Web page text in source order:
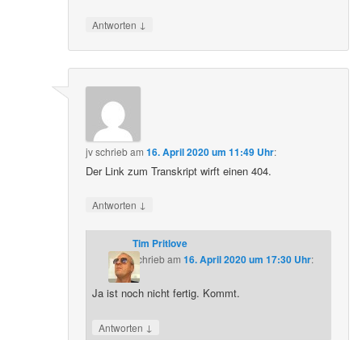
Antworten ↓
jvschriebam16. April 2020 um 11:49 Uhr:
Der Link zum Transkript wirft einen 404.
Antworten ↓
Tim Pritlove
schriebam 16. April 2020 um 17:30 Uhr:
Ja ist noch nicht fertig. Kommt.
Antworten ↓